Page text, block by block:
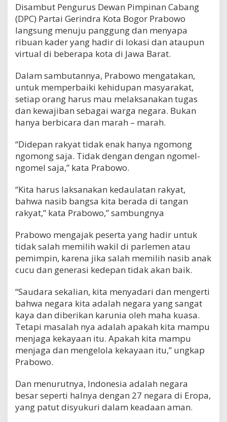
Disambut Pengurus Dewan Pimpinan Cabang
(DPC) Partai Gerindra Kota Bogor Prabowo
langsung menuju panggung dan menyapa
ribuan kader yang hadir di lokasi dan ataupun
virtual di beberapa kota di Jawa Barat.
Dalam sambutannya, Prabowo mengatakan,
untuk memperbaiki kehidupan masyarakat,
setiap orang harus mau melaksanakan tugas
dan kewajiban sebagai warga negara. Bukan
hanya berbicara dan marah – marah.
“Didepan rakyat tidak enak hanya ngomong
ngomong saja. Tidak dengan dengan ngomel-
ngomel saja,” kata Prabowo.
“Kita harus laksanakan kedaulatan rakyat,
bahwa nasib bangsa kita berada di tangan
rakyat,” kata Prabowo,” sambungnya
Prabowo mengajak peserta yang hadir untuk
tidak salah memilih wakil di parlemen atau
pemimpin, karena jika salah memilih nasib anak
cucu dan generasi kedepan tidak akan baik.
“Saudara sekalian, kita menyadari dan mengerti
bahwa negara kita adalah negara yang sangat
kaya dan diberikan karunia oleh maha kuasa.
Tetapi masalah nya adalah apakah kita mampu
menjaga kekayaan itu. Apakah kita mampu
menjaga dan mengelola kekayaan itu,” ungkap
Prabowo.
Dan menurutnya, Indonesia adalah negara
besar seperti halnya dengan 27 negara di Eropa,
yang patut disyukuri dalam keadaan aman.